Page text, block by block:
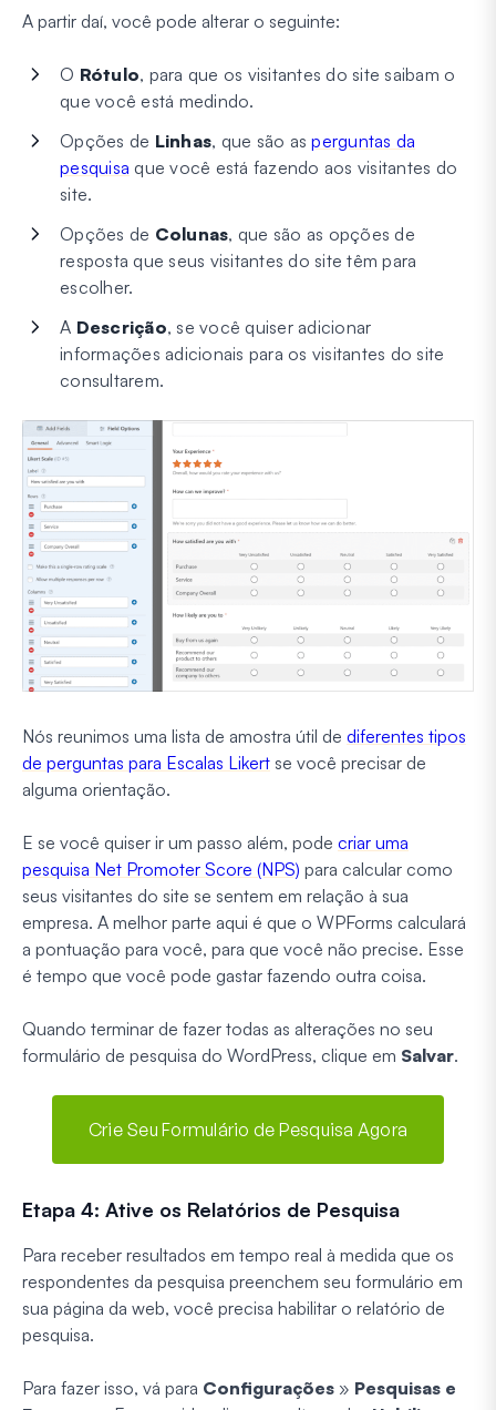
A partir daí, você pode alterar o seguinte:
O Rótulo, para que os visitantes do site saibam o
que você está medindo.
Opções de Linhas, que são asperguntas da
pesquisa que você está fazendo aos visitantes do
site.
Opções de Colunas, que são as opções de
resposta que seus visitantes do site têm para
escolher.
A Descrição, se você quiser adicionar
informações adicionais para os visitantes do site
consultarem.
Nós reunimos uma lista de amostra útil de diferentes tipos
de perguntas para Escalas Likert se você precisar de
alguma orientação.
E se você quiser ir um passo além, pode criar uma
pesquisa Net Promoter Score (NPS) para calcular como
seus visitantes do site se sentem em relação à sua
empresa. A melhor parte aqui é que o WPForms calculará
a pontuação para você, para que você não precise. Esse
é tempo que você pode gastar fazendo outra coisa.
Quando terminar de fazer todas as alterações no seu
formulário de pesquisa do WordPress, clique em Salvar.
Crie Seu Formulário de Pesquisa Agora
Etapa 4: Ative os Relatórios de Pesquisa
Para receber resultados em tempo real à medida que os
respondentes da pesquisa preenchem seu formulário em
sua página da web, você precisa habilitar o relatório de
pesquisa.
Para fazer isso, vá para Configurações » Pesquisas e